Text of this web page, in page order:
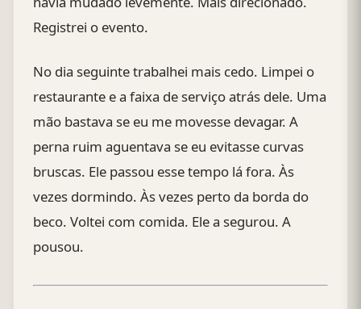
Registrei o evento.
No dia seguinte trabalhei mais cedo. Limpei o
restaurante e a faixa de serviço atrás dele. Uma
mão bastava se eu me movesse devagar. A
perna ruim aguentava se eu evitasse curvas
bruscas. Ele passou esse tempo lá fora. Às
vezes dormindo. Às vezes perto da borda do
beco. Voltei com comida. Ele a segurou. A
pousou.